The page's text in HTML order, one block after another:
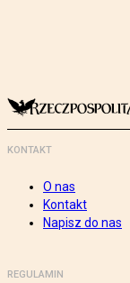
KONTAKT
O nas
Kontakt
Napisz do nas
REGULAMIN